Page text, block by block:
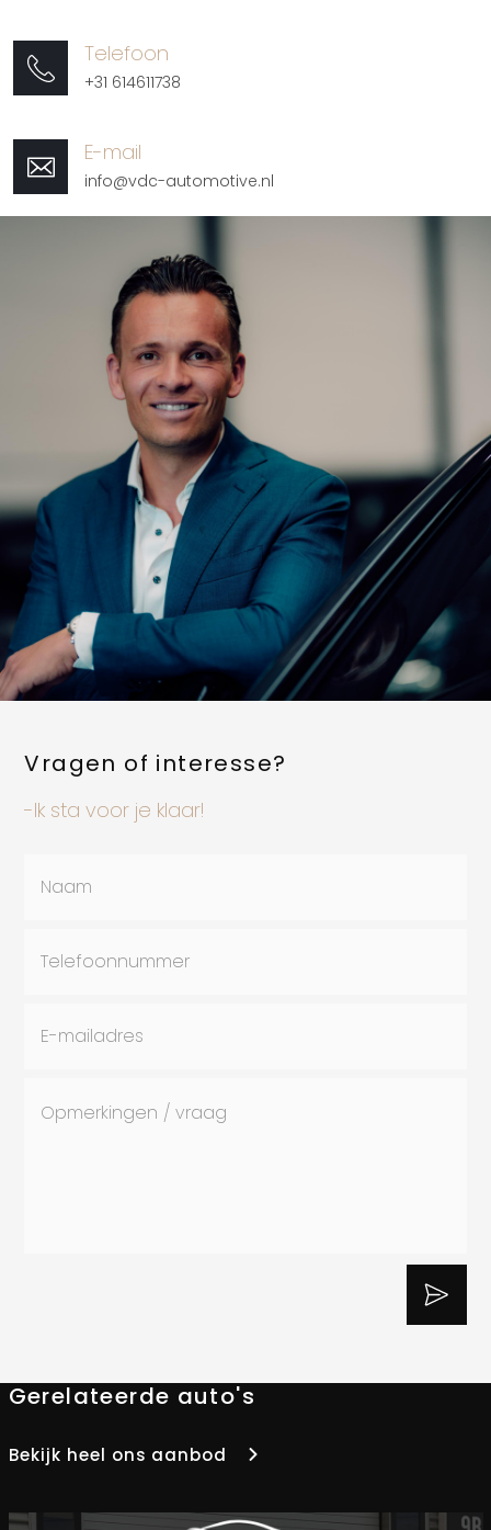
Telefoon
+31 614611738
E-mail
info@vdc-automotive.nl
Vragen of interesse?
-Ik sta voor je klaar!
Gerelateerde auto's
Bekijk heel ons aanbod